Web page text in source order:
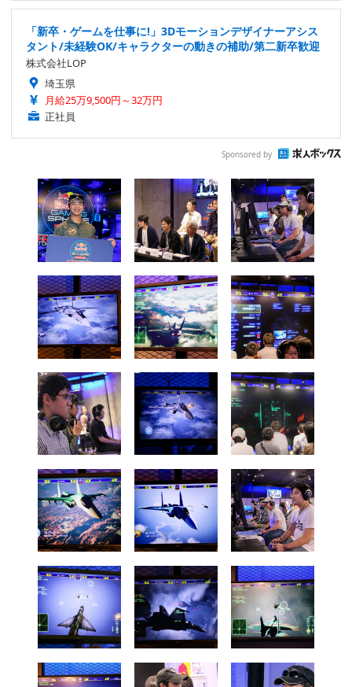
「新卒・ゲームを仕事に!」3Dモーションデザイナーアシス
タント/未経験OK/キャラクターの動きの補助/第二新卒歓迎
株式会社LOP
埼玉県
月給25万9,500円～32万円
正社員
Sponsored by